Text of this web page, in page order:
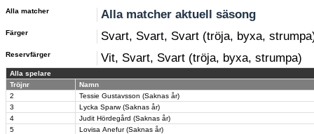
Alla matcher Alla matcher aktuell säsong
Färger Svart, Svart, Svart (tröja, byxa,
Reservfärger Vit, Svart, Svart (tröja, byxa, strumpa)
Alla spelare
Tröjnr
Namn
2
Tessie Gustavsson (Saknas år)
3
Lycka Sparw (Saknas år)
4
Judit Hördegård (Saknas år)
5
Lovisa Anefur (Saknas år)